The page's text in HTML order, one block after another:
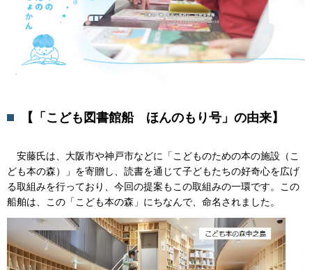
【「こども図書館船 ほんのもり号」の由来】
安藤氏は、大阪市や神戸市などに「こどものための本の施設（こ
ども本の森）」を寄贈し、読書を通じて子どもたちの好奇心を広げ
る取組みを行っており、今回の提案もこの取組みの一環です。この
船舶は、この「こども本の森」にちなんで、命名されました。